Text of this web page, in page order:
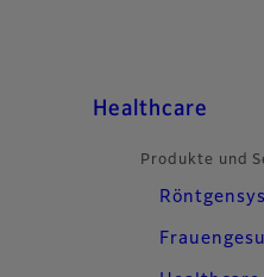
Healthcare
Produkte und